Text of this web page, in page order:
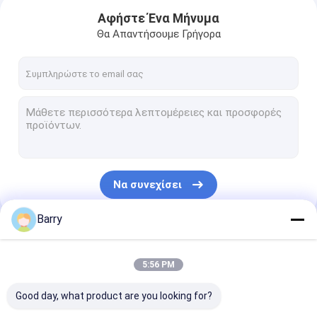
Σχετικά με εμάς
Αφήστε Ένα Μήνυμα
Θα Απαντήσουμε Γρήγορα
Να συνεχίσει
Οι Κατηγορίες Μας
Barry
5:56 PM
Good day, what product are you looking for?